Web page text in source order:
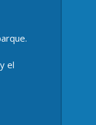
el